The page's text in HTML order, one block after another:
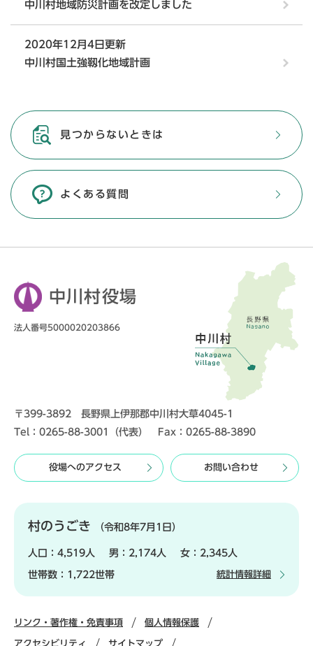
中川村地域防災計画を改定しました
2020年12月4日更新
中川村国土強靱化地域計画
見つからないときは
よくある質問
中川村役場
法人番号5000020203866
〒399-3892 長野県上伊那郡中川村大草4045-1
Tel：0265-88-3001（代表） Fax：0265-88-3890
役場へのアクセス お問い合わせ
村のうごき （令和8年7月1日）
人口： 4,519人 男： 2,174人 女： 2,345人
世帯数： 1,722世帯 統計情報詳細
リンク・著作権・免責事項 個人情報保護
アクセシビリティ サイトマップ